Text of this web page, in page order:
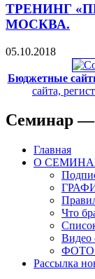
ТРЕНИНГ
МОСКВА.
05.10.2018
Бюджетные
сайта,
Семинар
Главная
О
Что
Видео
ФОТО
Рассылка